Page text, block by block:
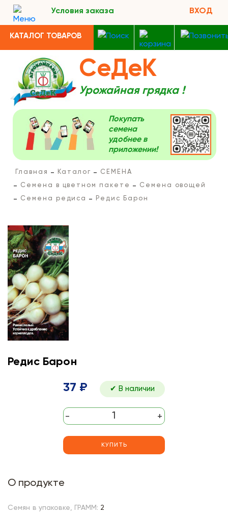
Условия заказа ВХОД
КАТАЛОГ ТОВАРОВ
СеДеК
Урожайная грядка !
Покупать
семена
удобнее в
приложении!
Главная Каталог
СЕМЕНА
Семена в цветном пакете
Семена овощей
Семена редиса
Редис Барон
Редис Барон
37 ₽ ✔ В наличии
- +
КУПИТЬ
О продукте
Семян в упаковке, ГРАММ: 2